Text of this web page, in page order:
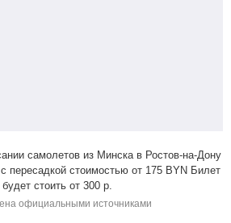
самолетов из Минска в Ростов-на-Дону
пересадкой стоимостью от 175 BYN Билет
стоить от 300 р
официальными источниками